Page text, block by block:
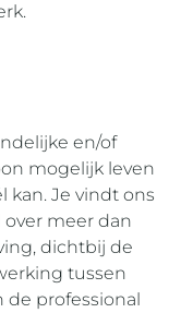
en/of
mogelijk leven
kan. Je vindt ons
meer dan
dichtbij de
tussen
professional